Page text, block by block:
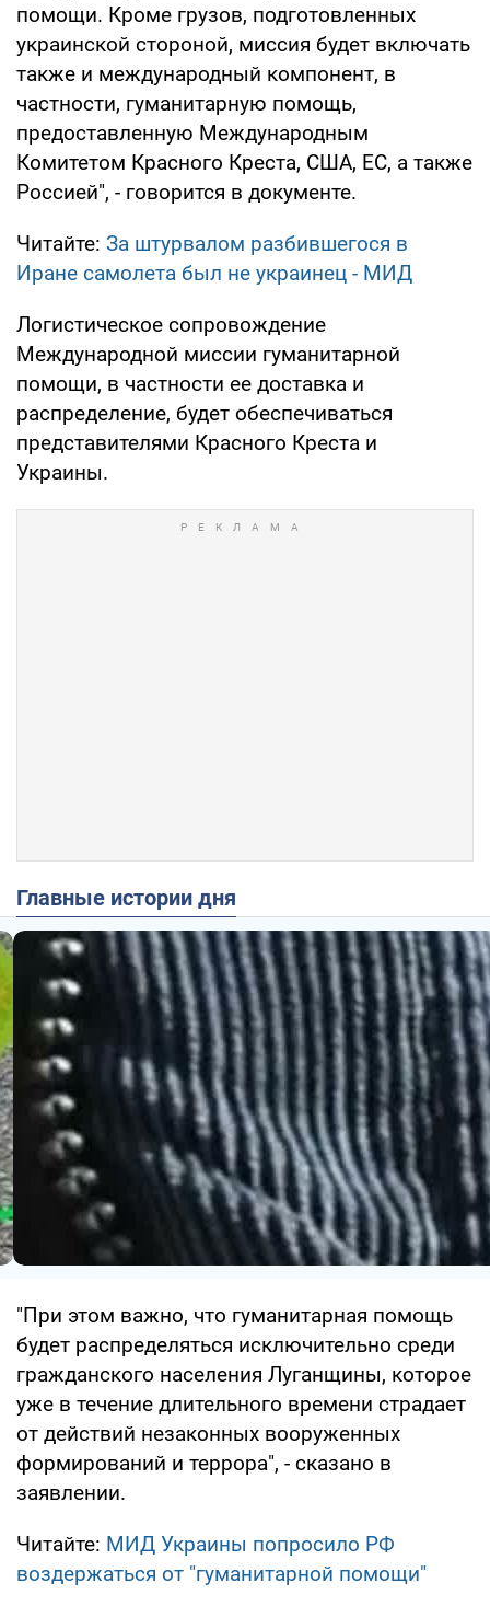
помощи. Кроме грузов, подготовленных
украинской стороной, миссия будет включать
также и международный компонент, в
частности, гуманитарную помощь,
предоставленную Международным
Комитетом Красного Креста, США, ЕС, а также
Россией", - говорится в документе.
Читайте: За штурвалом разбившегося в
Иране самолета был не украинец - МИД
Логистическое сопровождение
Международной миссии гуманитарной
помощи, в частности ее доставка и
распределение, будет обеспечиваться
представителями Красного Креста и
Украины.
Главные истории дня
"При этом важно, что гуманитарная помощь
будет распределяться исключительно среди
гражданского населения Луганщины, которое
уже в течение длительного времени страдает
от действий незаконных вооруженных
формирований и террора", - сказано в
заявлении.
Читайте: МИД Украины попросило РФ
воздержаться от "гуманитарной помощи"